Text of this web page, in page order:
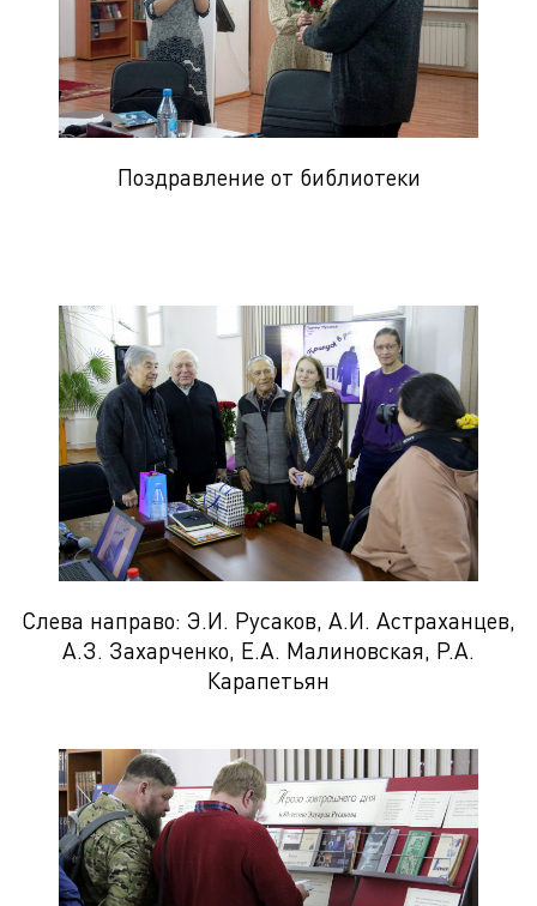
Поздравление от библиотеки
Слева направо: Э.И. Русаков, А.И. Астраханцев,
А.З. Захарченко, Е.А. Малиновская, Р.А.
Карапетьян